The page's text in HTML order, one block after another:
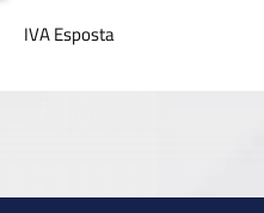
IVA Esposta